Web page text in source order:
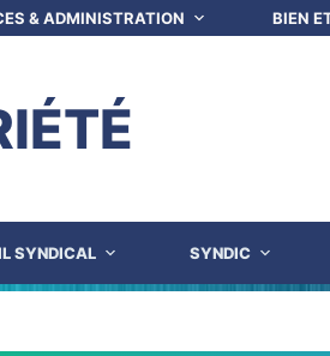
& ADMINISTRATION BIEN
SYNDICAL SYNDIC